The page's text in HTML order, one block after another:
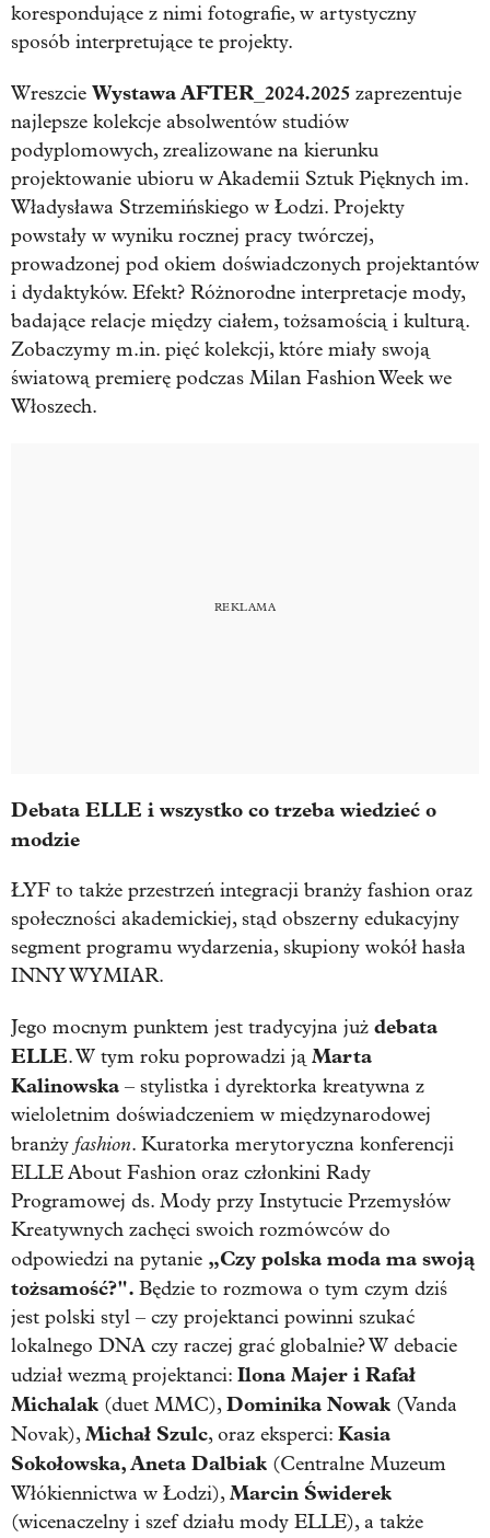
korespondujące z nimi fotografie, w artystyczny
sposób interpretujące te projekty.
Wreszcie Wystawa AFTER_2024.2025 zaprezentuje
najlepsze kolekcje absolwentów studiów
podyplomowych, zrealizowane na kierunku
projektowanie ubioru w Akademii Sztuk Pięknych im.
Władysława Strzemińskiego w Łodzi. Projekty
powstały w wyniku rocznej pracy twórczej,
prowadzonej pod okiem doświadczonych projektantów
i dydaktyków. Efekt? Różnorodne interpretacje mody,
badające relacje między ciałem, tożsamością i kulturą.
Zobaczymy m.in. pięć kolekcji, które miały swoją
światową premierę podczas Milan Fashion Week we
Włoszech.
Debata ELLE i wszystko co trzeba wiedzieć o
modzie
ŁYF to także przestrzeń integracji branży fashion oraz
społeczności akademickiej, stąd obszerny edukacyjny
segment programu wydarzenia, skupiony wokół hasła
INNY WYMIAR.
Jego mocnym punktem jest tradycyjna już debata
ELLE. W tym roku poprowadzi ją Marta
Kalinowska – stylistka i dyrektorka kreatywna z
wieloletnim doświadczeniem w międzynarodowej
branży fashion. Kuratorka merytoryczna konferencji
ELLE About Fashion oraz członkini Rady
Programowej ds. Mody przy Instytucie Przemysłów
Kreatywnych zachęci swoich rozmówców do
odpowiedzi na pytanie „Czy polska moda ma swoją
tożsamość?". Będzie to rozmowa o tym czym dziś
jest polski styl – czy projektanci powinni szukać
lokalnego DNA czy raczej grać globalnie? W debacie
udział wezmą projektanci: Ilona Majer i Rafał
Michalak (duet MMC),Dominika Nowak (Vanda
Novak),Michał Szulc, oraz eksperci: Kasia
Sokołowska, Aneta Dalbiak (Centralne Muzeum
Włókiennictwa w Łodzi),Marcin Świderek
(wicenaczelny i szef działu mody ELLE), a także